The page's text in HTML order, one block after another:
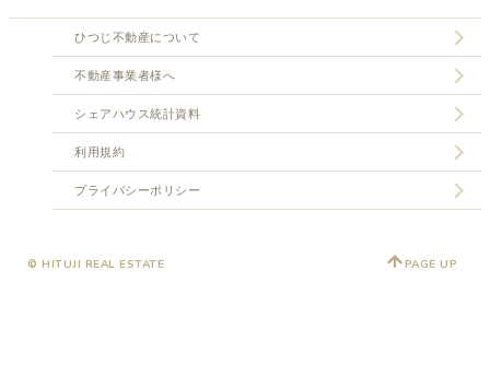
ひつじ不動産について
不動産事業者様へ
シェアハウス統計資料
利用規約
プライバシーポリシー
© HITUJI REAL ESTATE PAGE UP